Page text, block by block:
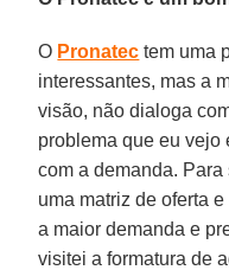
O Pronatec tem uma
interessantes, mas a
visão, não dialoga
problema que eu vejo
com a demanda.
uma matriz de oferta
a maior demanda e
visitei a formatura de